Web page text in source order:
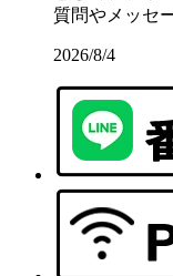
質問やメッセ
2026/8/4